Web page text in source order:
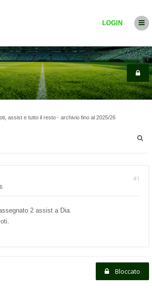
LOGIN
assist e tutto il resto - archivio fino al 2025/26
#1
2 assist a Dia.
Bloccato